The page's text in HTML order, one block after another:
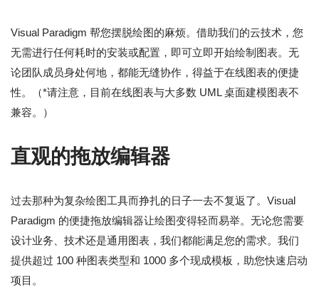
Visual Paradigm 帮您摆脱绘图的麻烦。借助我们的云技术，您
无需进行任何耗时的安装或配置，即可立即开始绘制图表。无
论团队成员身处何地，都能无缝协作，得益于在线图表的便捷
性。（*请注意，目前在线图表与大多数 UML 桌面建模图表不
兼容。）
直观的拖放编辑器
过去那种为复杂绘图工具而挣扎的日子一去不复返了。Visual
Paradigm 的便捷拖放编辑器让绘图变得轻而易举。无论您需要
设计业务、技术还是通用图表，我们都能满足您的需求。我们
提供超过 100 种图表类型和 1000 多个现成模板，助您快速启动
项目。